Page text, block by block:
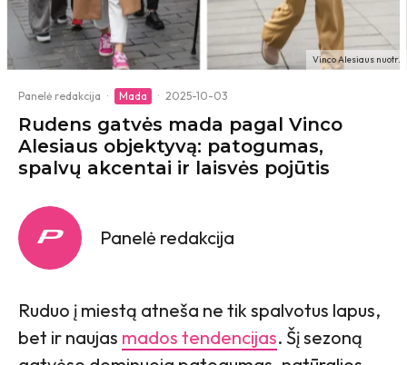
Vinco Alesiaus nuotr.
Panelė redakcija · Mada · 2025-10-03
Rudens gatvės mada pagal Vinco
Alesiaus objektyvą: patogumas,
spalvų akcentai ir laisvės pojūtis
Panelė redakcija
Ruduo į miestą atneša ne tik spalvotus lapus,
bet ir naujas mados tendencijas. Šį sezoną